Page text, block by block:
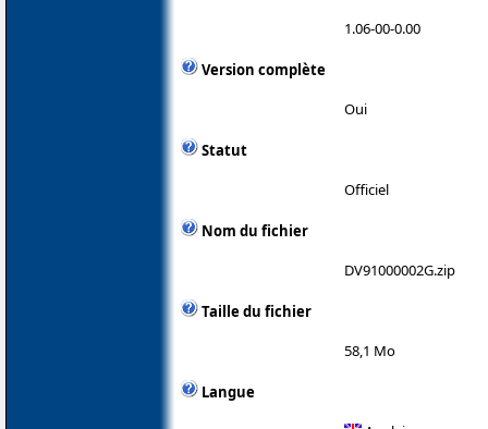
1.06-00-0.00
Version complète
Oui
Statut
Officiel
Nom du fichier
DV91000002G.zip
Taille du fichier
58,1 Mo
Langue